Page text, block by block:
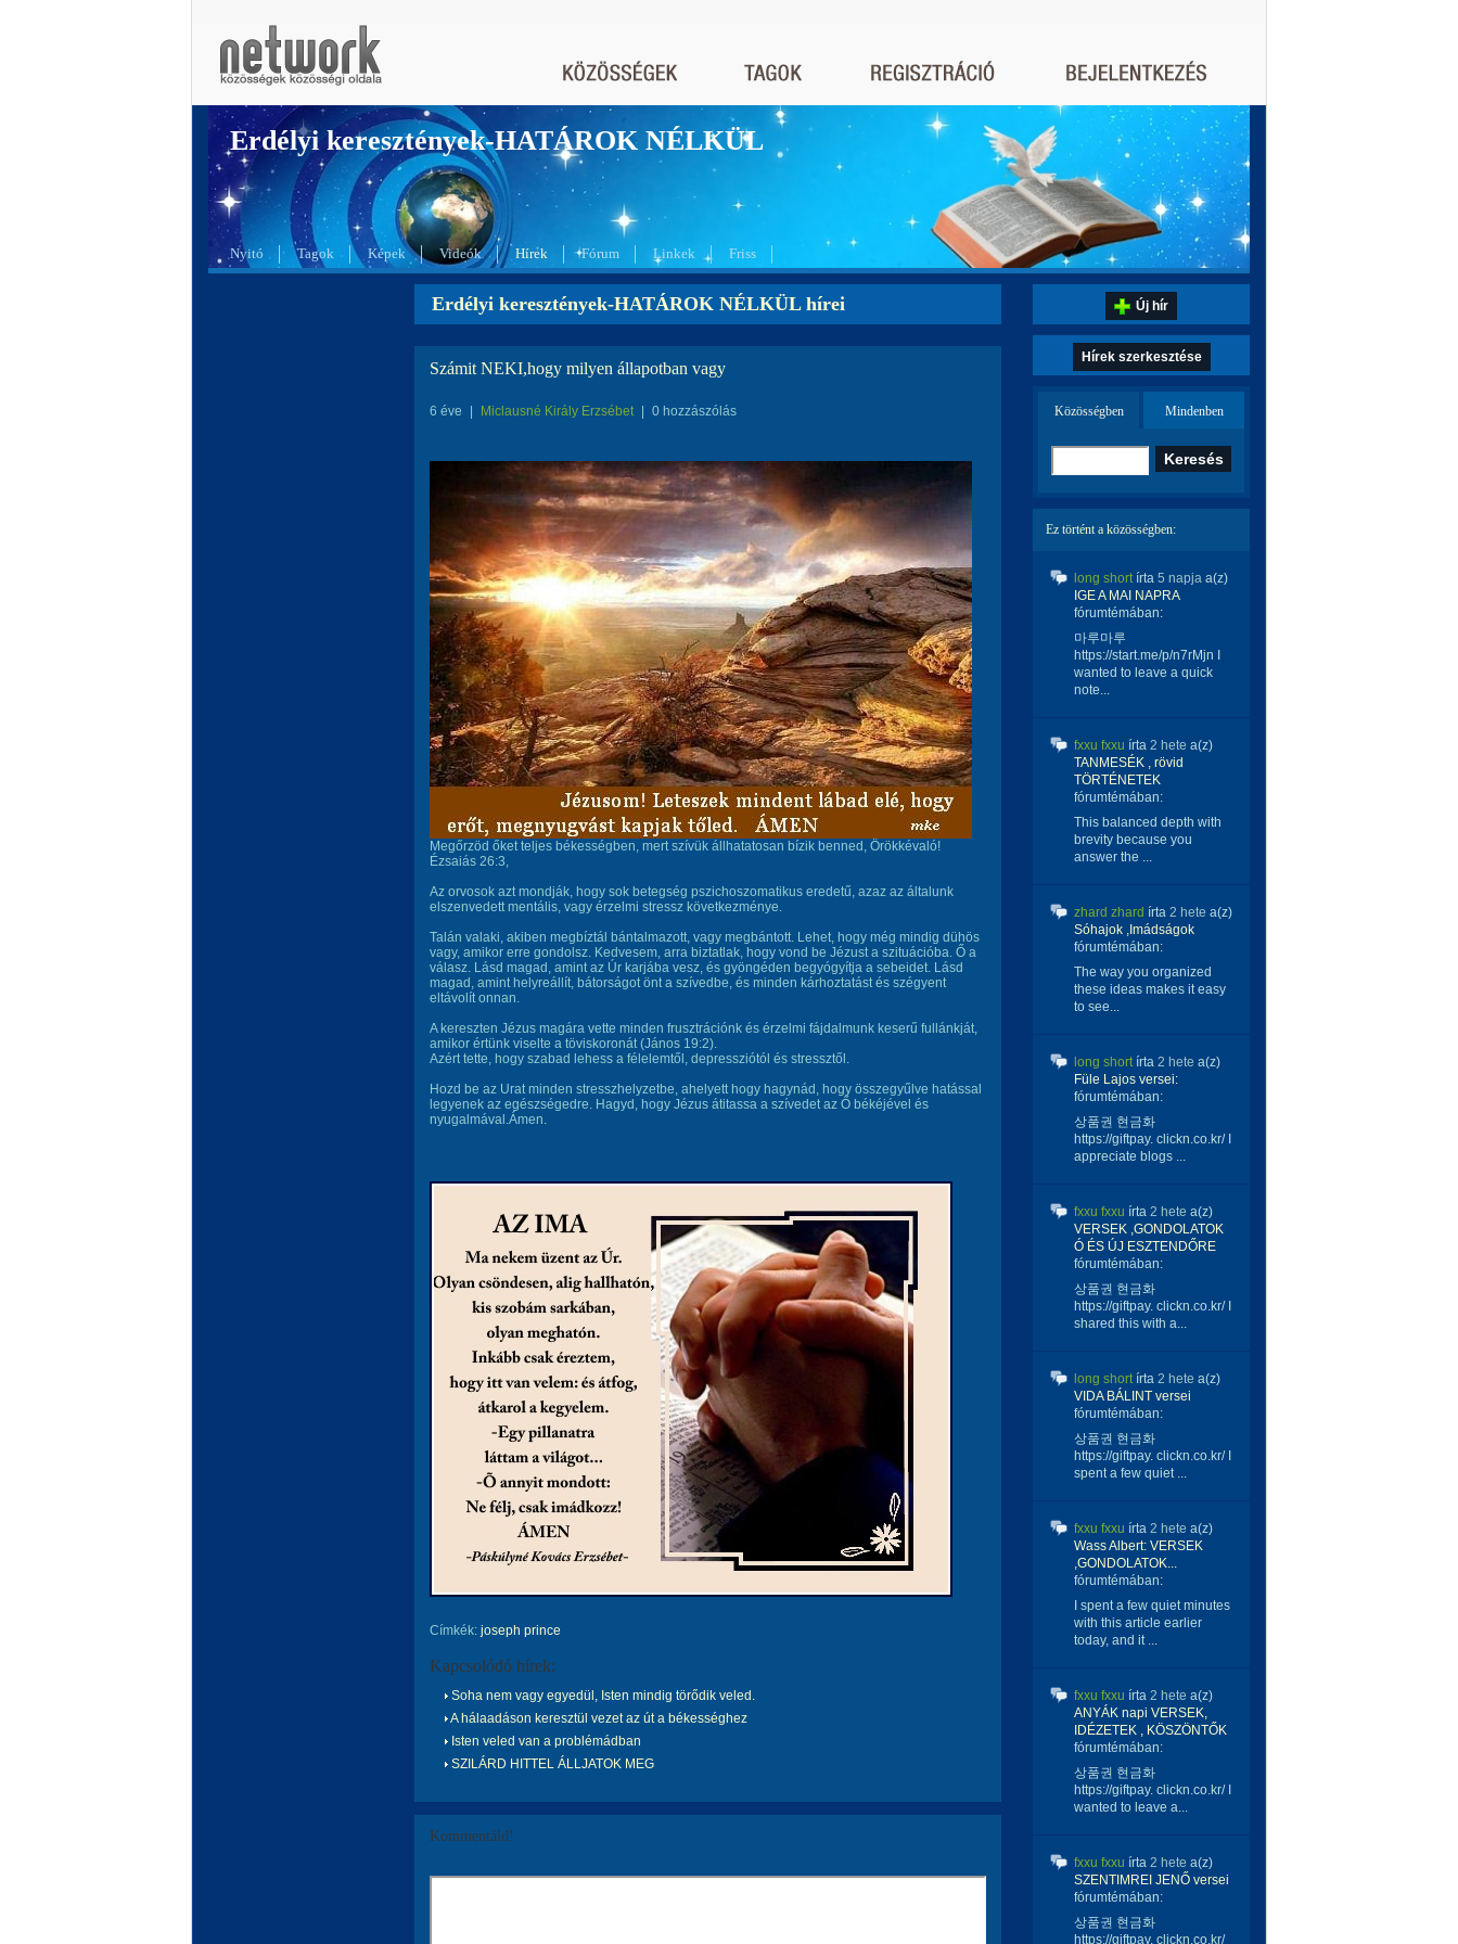
Erdélyi keresztények-HATÁROK NÉLKÜL
Nyitó Tagok Képek Videók Hírek Fórum Linkek Friss
Erdélyi keresztények-HATÁROK NÉLKÜL hírei
Számit NEKI,hogy milyen állapotban vagy
6 éve Miclausné Király Erzsébet 0 hozzászólás
Megőrzöd őket teljes békességben, mert szívük állhatatosan bízik benned, Örökkévaló!
Ézsaiás 26:3,
Az orvosok azt mondják, hogy sok betegség pszichoszomatikus eredetű, azaz az általunk
elszenvedett mentális, vagy érzelmi stressz következménye.
Talán valaki, akiben megbíztál bántalmazott, vagy megbántott. Lehet, hogy még mindig dühös
vagy, amikor erre gondolsz. Kedvesem, arra biztatlak, hogy vond be Jézust a szituációba. Ő a
válasz. Lásd magad, amint az Úr karjába vesz, és gyöngéden begyógyítja a sebeidet. Lásd
magad, amint helyreállít, bátorságot önt a szívedbe, és minden kárhoztatást és szégyent
eltávolít onnan.
A kereszten Jézus magára vette minden frusztrációnk és érzelmi fájdalmunk keserű fullánkját,
amikor értünk viselte a töviskoronát (János 19:2).
Azért tette, hogy szabad lehess a félelemtől, depressziótól és stressztől.
Hozd be az Urat minden stresszhelyzetbe, ahelyett hogy hagynád, hogy összegyűlve hatással
legyenek az egészségedre. Hagyd, hogy Jézus átitassa a szívedet az Ő békéjével és
nyugalmával.Ámen.
Címkék: joseph prince
Kapcsolódó hírek:
Soha nem vagy egyedül, Isten mindig törődik veled.
A hálaadáson keresztül vezet az út a békességhez
Isten veled van a problémádban
SZILÁRD HITTEL ÁLLJATOK MEG
Kommentáld!
Új hír
Hírek szerkesztése
Közösségben Mindenben
Ez történt a közösségben:
long shortírta 5 napja a(z)
IGE A MAI NAPRA
fórumtémában:
마루마루
https://start.me/p/n7rMjn I
wanted to leave a quick
note...
fxxu fxxu írta 2 hete a(z)
TANMESÉK , rövid
TÖRTÉNETEK
fórumtémában:
This balanced depth with
brevity because you
answer the ...
zhard zhard írta 2 hete a(z)
Sóhajok ,Imádságok
fórumtémában:
The way you organized
these ideas makes it easy
to see...
long shortírta 2 hete a(z)
Füle Lajos versei:
fórumtémában:
상품권 현금화
https://giftpay. clickn.co.kr/ I
appreciate blogs ...
fxxu fxxu írta 2 hete a(z)
VERSEK ,GONDOLATOK
Ó ÉS ÚJ ESZTENDŐRE
fórumtémában:
상품권 현금화
https://giftpay. clickn.co.kr/ I
shared this with a...
long shortírta 2 hete a(z)
VIDA BÁLINT versei
fórumtémában:
상품권 현금화
https://giftpay. clickn.co.kr/ I
spent a few quiet ...
fxxu fxxu írta 2 hete a(z)
Wass Albert: VERSEK
,GONDOLATOK...
fórumtémában:
I spent a few quiet minutes
with this article earlier
today, and it ...
fxxu fxxu írta 2 hete a(z)
ANYÁK napi VERSEK,
IDÉZETEK , KÖSZÖNTŐK
fórumtémában:
상품권 현금화
https://giftpay. clickn.co.kr/ I
wanted to leave a...
fxxu fxxu írta 2 hete a(z)
SZENTIMREI JENŐ versei
fórumtémában:
상품권 현금화
https://giftpay. clickn.co.kr/